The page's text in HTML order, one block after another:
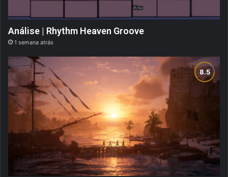
Análise | Rhythm Heaven Groove
1 semana atrás